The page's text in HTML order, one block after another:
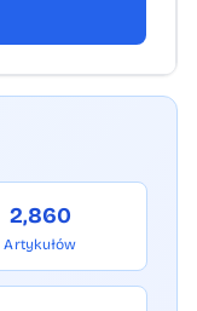
2,860
Artykułów